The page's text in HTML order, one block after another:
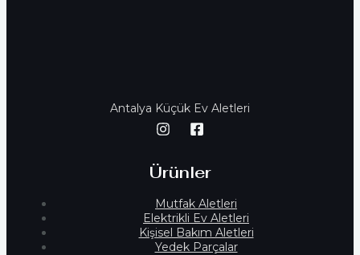
Antalya Küçük Ev Aletleri
Ürünler
Mutfak Aletleri
Elektrikli Ev Aletleri
Kişisel Bakım Aletleri
Yedek Parçalar